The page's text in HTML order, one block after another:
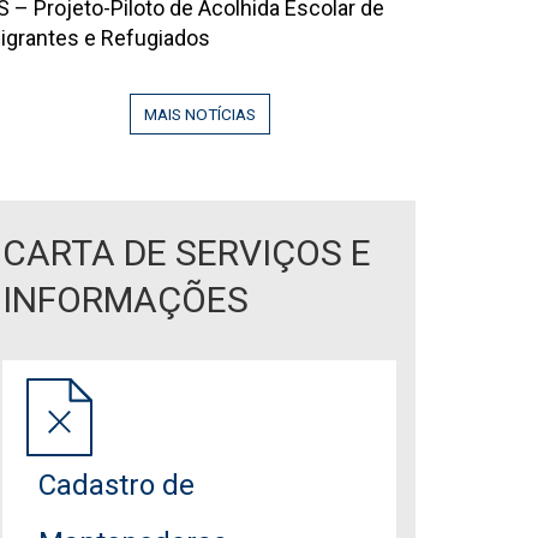
– Projeto-Piloto de Acolhida Escolar de
e Refugiados
MAIS NOTÍCIAS
CARTA DE SERVIÇOS E
INFORMAÇÕES
Cadastro de